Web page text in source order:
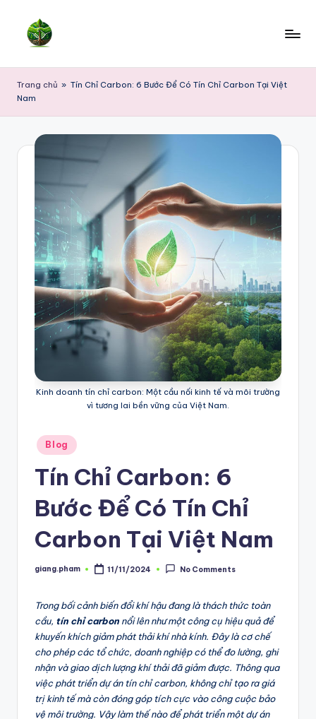
Trang chủ » Tín Chỉ Carbon: 6 Bước Để Có Tín Chỉ Carbon Tại Việt
Nam
Kinh doanh tín chỉ carbon: Một cầu nối kinh tế và môi trường
vì tương lai bền vững của Việt Nam.
Posted
in
Blog
Tín Chỉ Carbon: 6
Bước Để Có Tín Chỉ
Carbon Tại Việt Nam
Posted
giang.pham 11/11/2024 No Comments
Trong bối cảnh biến đổi khí hậu đang là thách thức toàn
cầu, tín chỉ carbon nổi lên như một công cụ hiệu quả để
khuyến khích giảm phát thải khí nhà kính. Đây là cơ chế
cho phép các tổ chức, doanh nghiệp có thể đo lường, ghi
nhận và giao dịch lượng khí thải đã giảm được. Thông qua
việc phát triển dự án tín chỉ carbon, không chỉ tạo ra giá
trị kinh tế mà còn đóng góp tích cực vào công cuộc bảo
vệ môi trường. Vậy làm thế nào để phát triển một dự án